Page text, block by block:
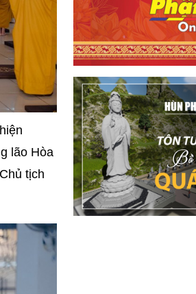
lão Hòa
tịch